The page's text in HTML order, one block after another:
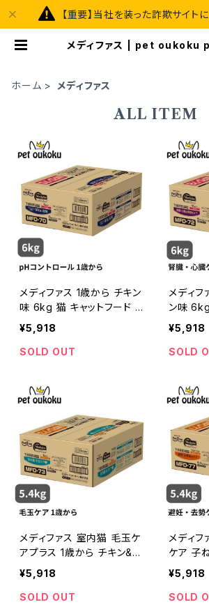
【重要】当社を装った詐欺サイト
メディファス | pet oukoku
ホーム メディファス
ALL ITEM
メディファス 1歳から チキン
味 6kg 猫 キャットフード 4
902418069159
¥5,918
SOLD OUT
メディフ
ン味
¥5,918
SOLD
メディファス 室内猫 毛玉ケ
アプラス 1歳から チキン&フ
ィッシュ味 5.4kg 猫 キャッ
トフード 4902418069326
¥5,918
SOLD OUT
メディ
ケア 子
チキン&
猫 キャ
069487
¥5,918
SOLD